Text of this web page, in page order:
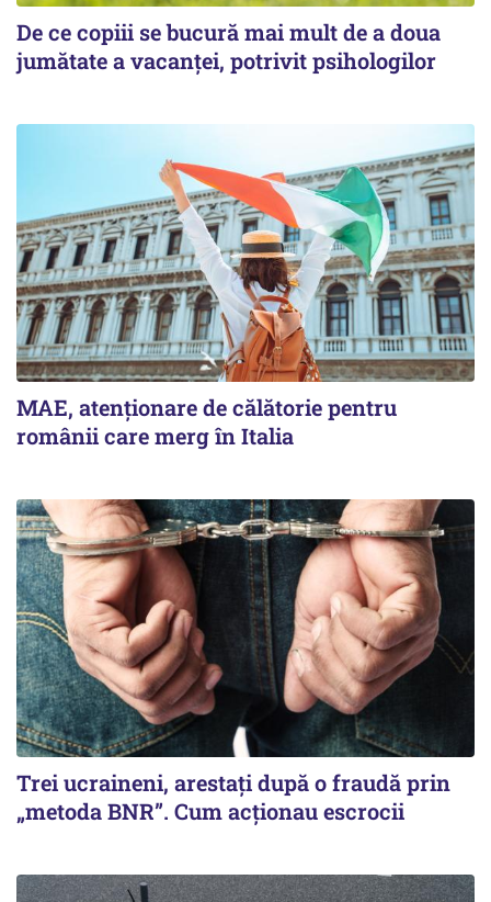
De ce copiii se bucură mai mult de a doua
jumătate a vacanței, potrivit psihologilor
MAE, atenționare de călătorie pentru
românii care merg în Italia
Trei ucraineni, arestați după o fraudă prin
„metoda BNR”. Cum acționau escrocii